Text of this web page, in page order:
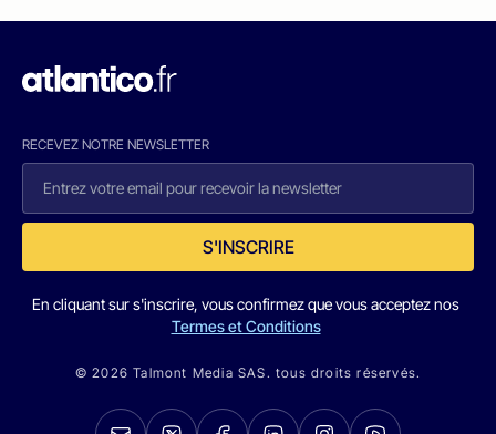
RECEVEZ NOTRE NEWSLETTER
S'INSCRIRE
En cliquant sur s'inscrire, vous confirmez que vous acceptez nos
Termes et Conditions
© 2026 Talmont Media SAS. tous droits réservés.